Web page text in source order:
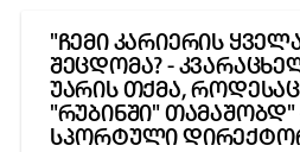
"ჩემი კარიერის
შეცდომა? -
უარის თქმა, როდესაც
"რუბინში" თამაშობდ"
სპორტული